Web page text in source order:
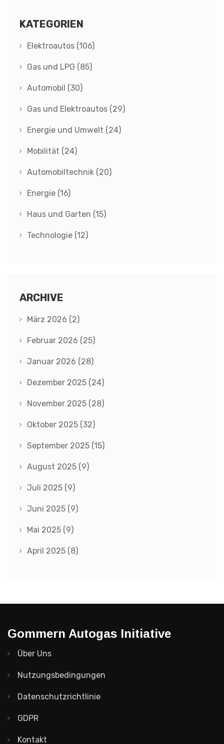
KATEGORIEN
Elektroautos (106)
Gas und LPG (85)
Automobil (30)
Gas und Elektroautos (29)
Energie und Umwelt (24)
Mobilität (24)
Automobiltechnik (20)
Energie (16)
Haus und Garten (15)
Technologie (12)
ARCHIVE
März 2026 (2)
Februar 2026 (25)
Januar 2026 (28)
Dezember 2025 (24)
November 2025 (28)
Oktober 2025 (32)
September 2025 (15)
August 2025 (9)
Juli 2025 (9)
Juni 2025 (9)
Mai 2025 (9)
April 2025 (8)
Gommern Autogas Initiative
Über Uns
Nutzungsbedingungen
Datenschutzrichtlinie
GDPR
Kontakt